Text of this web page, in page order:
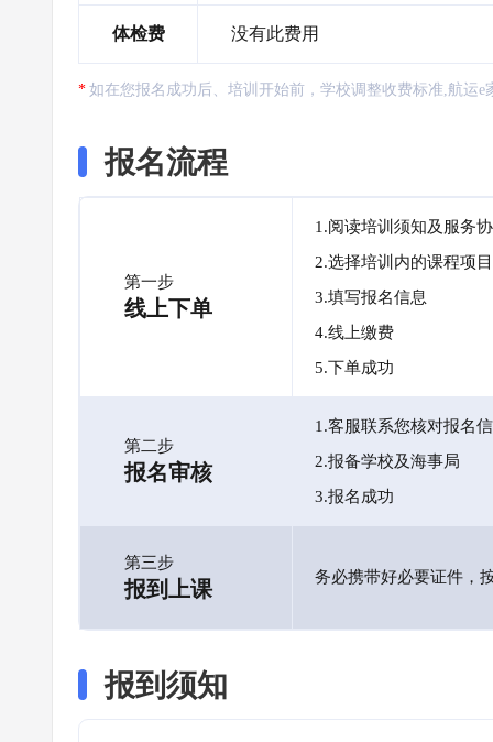
体检费 没有此费用
如在您报名成功后、培训开始前，学校调整收费标准,航运
报名流程
第一步
线上下单
1.阅读培训须知及服务
2.选择培训内的课程项目
3.填写报名信息
4.线上缴费
5.下单成功
第二步
报名审核
1.客服联系您核对报名
2.报备学校及海事局
3.报名成功
第三步
报到上课 务必携带好必要证件，
报到须知